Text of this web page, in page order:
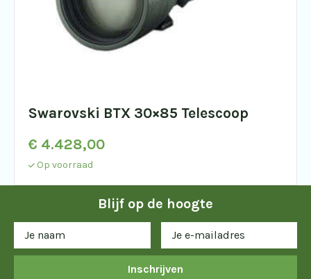
Swarovski BTX 30×85 Telescoop
€ 4.428,00
Op voorraad
Blijf op de hoogte
Inschrijven